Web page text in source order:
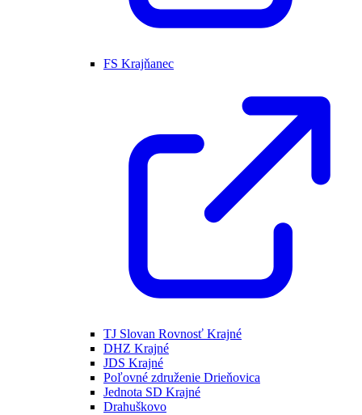
FS Krajňanec
TJ Slovan Rovnosť Krajné
DHZ Krajné
JDS Krajné
Poľovné združenie Drieňovica
Jednota SD Krajné
Drahuškovo